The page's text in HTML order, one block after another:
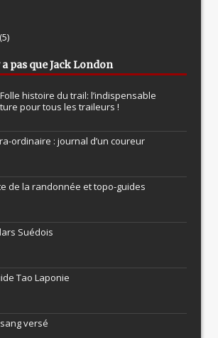
(5)
a pas que Jack London
histoire du trail: l’indispensable
pour tous les traileurs !
ordinaire : journal d’un coureur
de la randonnée et topo-guides
Suédois
Tao Laponie
versé